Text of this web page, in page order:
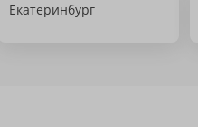
Екатеринбург